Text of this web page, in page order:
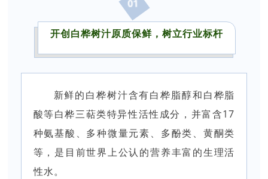
01
开创白桦树汁原质保鲜，树立行业标杆
新鲜的白桦树汁含有白桦脂醇和白桦脂
酸等白桦三萜类特异性活性成分，并富含17
种氨基酸、多种微量元素、多酚类、黄酮类
等，是目前世界上公认的营养丰富的生理活
性水。